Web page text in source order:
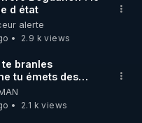
(stages,
d état
alerte
2.9 k views
te branles
tu émets des
juste omis de
2.1 k views